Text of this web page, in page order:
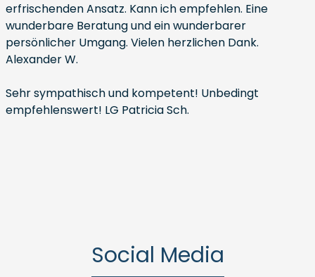
erfrischenden Ansatz. Kann ich empfehlen. Eine
wunderbare Beratung und ein wunderbarer
persönlicher Umgang. Vielen herzlichen Dank.
Alexander W.
Sehr sympathisch und kompetent! Unbedingt
empfehlenswert! LG Patricia Sch.
Social Media